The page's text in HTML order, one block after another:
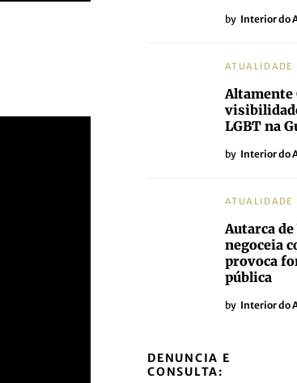
by Interior do
ATUALIDADE
Altamente
LGBT na
by Interior do
ATUALIDADE
Autarca
negoceia
provoca
pública
by Interior do
DENUNCIA E
CONSULTA: